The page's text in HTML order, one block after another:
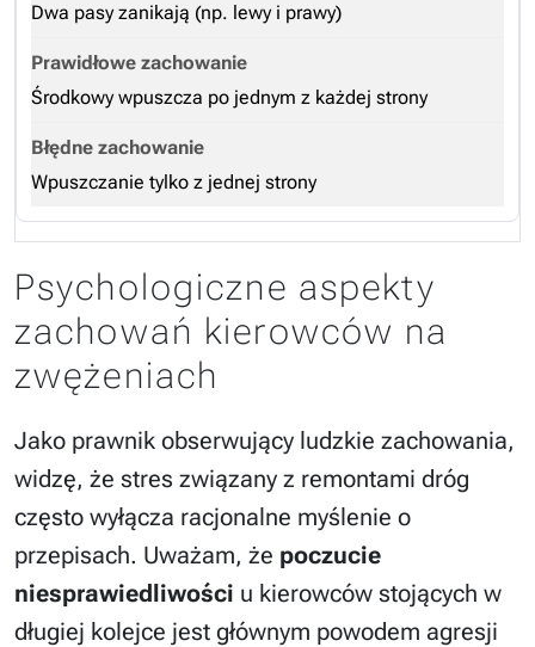
Dwa pasy zanikają (np. lewy i prawy)
Środkowy wpuszcza po jednym z każdej strony
Wpuszczanie tylko z jednej strony
Psychologiczne aspekty
zachowań kierowców na
zwężeniach
Jako prawnik obserwujący ludzkie zachowania,
widzę, że stres związany z remontami dróg
często wyłącza racjonalne myślenie o
przepisach. Uważam, że poczucie
niesprawiedliwości u kierowców stojących w
długiej kolejce jest głównym powodem agresji